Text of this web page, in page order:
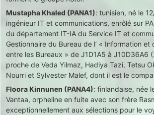
Mustapha Khaled (PANA1): tunisien, né le
ingénieur IT et communications, enrôlé sur
du département IT-IA du Service IT et
Gestionnaire du Bureau de l’ « Information et
entre les Bureaux » de J1D1A5 à J10D36A6
proche de Veda Yilmaz, Hadiya Tazi, Tetsu
Nourri et Sylvester Malef, dont il est le
Floora Kinnunen (PANA4): finlandaise, née
Vantaa, orpheline en fuite avec son frère
exceptionnellement aux sélections pour le